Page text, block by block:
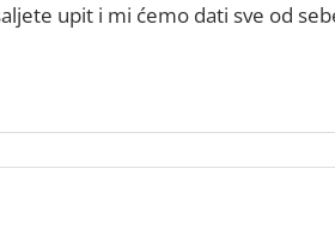
upit i mi ćemo dati sve od